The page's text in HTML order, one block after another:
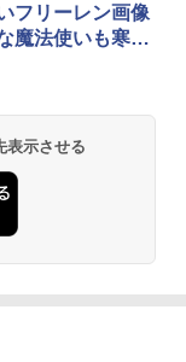
フリーレン画像
魔法使いも寒さ
表示させる